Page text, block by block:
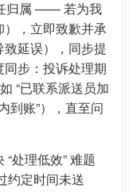
归属 —— 若为我
，立即致歉并承
延误），同步提
步：投诉处理期
“已联系派送员加
到账”），直至问
“处理低效” 难题
定时间未送